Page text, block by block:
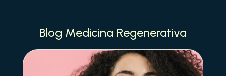
Blog Medicina Regenerativa